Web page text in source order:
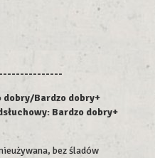
dobry/Bardzo dobry+
Bardzo dobry+
bez śladów